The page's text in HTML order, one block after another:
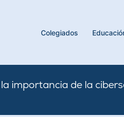
Colegiados
importancia de la